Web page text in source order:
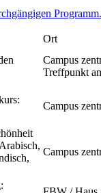
Programm.
Ort
Campus
Treffpunkt
Campus
Campus